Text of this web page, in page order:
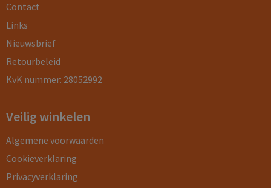
Contact
Links
Nieuwsbrief
Retourbeleid
KvK nummer: 28052992
Veilig winkelen
Algemene voorwaarden
Cookieverklaring
Privacyverklaring